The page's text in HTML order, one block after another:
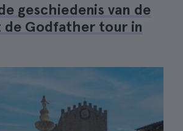
geschiedenis van de
de Godfather tour in